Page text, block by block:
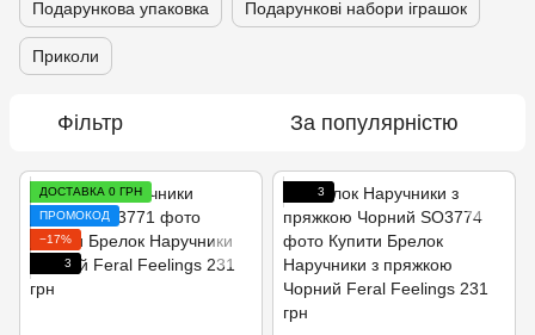
Подарункова упаковка Подарункові набори іграшок
Приколи
Фільтр За популярністю
ДОСТАВКА 0 ГРН
ПРОМОКОД
−17%
3
3